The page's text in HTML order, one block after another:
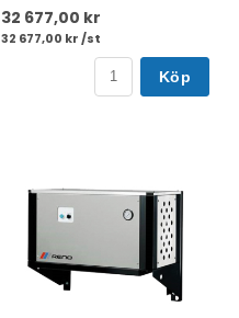
32 677,00 kr
32 677,00 kr /st
Köp